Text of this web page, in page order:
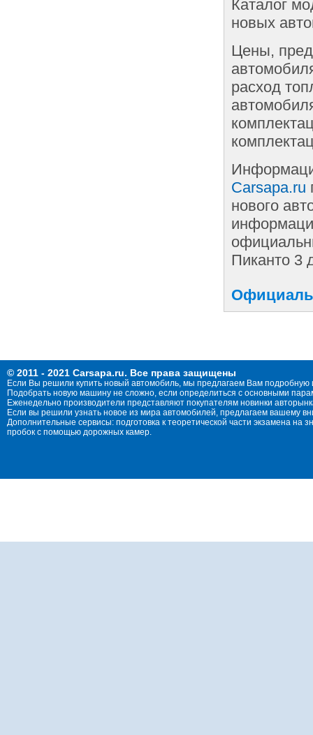
Каталог
новых
Цены,
расход
Carsapa.ru
нового
Пиканто 3
© 2011 - 2021 Carsapa.ru. Все права защищены
Если Вы решили купить новый автомобиль, мы предлагаем Вам
Подобрать новую машину не сложно, если определиться с основными
Еженедельно производители представляют покупателям новинки
Если вы решили узнать новое из мира автомобилей, предлагаем вашему
Дополнительные сервисы: подготовка к теоретической части экзамена
пробок с помощью дорожных камер.